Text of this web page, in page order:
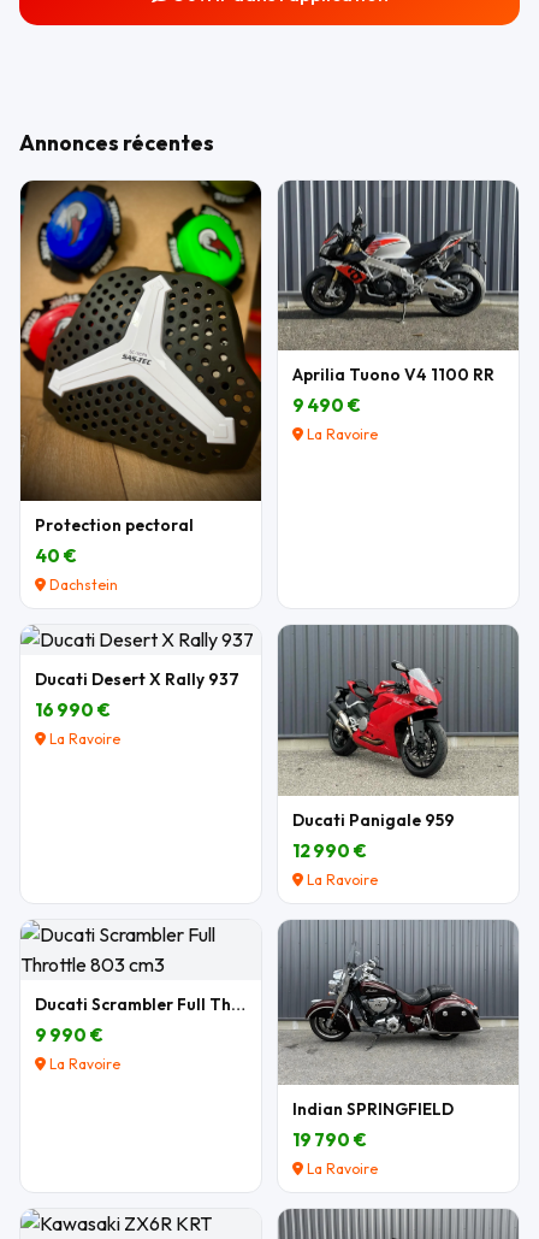
Annonces récentes
Protection pectoral
40 €
Dachstein
Aprilia Tuono V4 1100 RR
9 490 €
La Ravoire
Ducati Desert X Rally 937
16 990 €
La Ravoire
Ducati Panigale 959
12 990 €
La Ravoire
Ducati Scrambler Full Throttle 803 cm3
9 990 €
La Ravoire
Indian SPRINGFIELD
19 790 €
La Ravoire